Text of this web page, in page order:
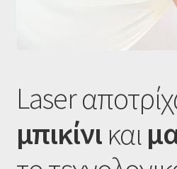
Ταμείο
HOME
Laser
μπικίνικαι